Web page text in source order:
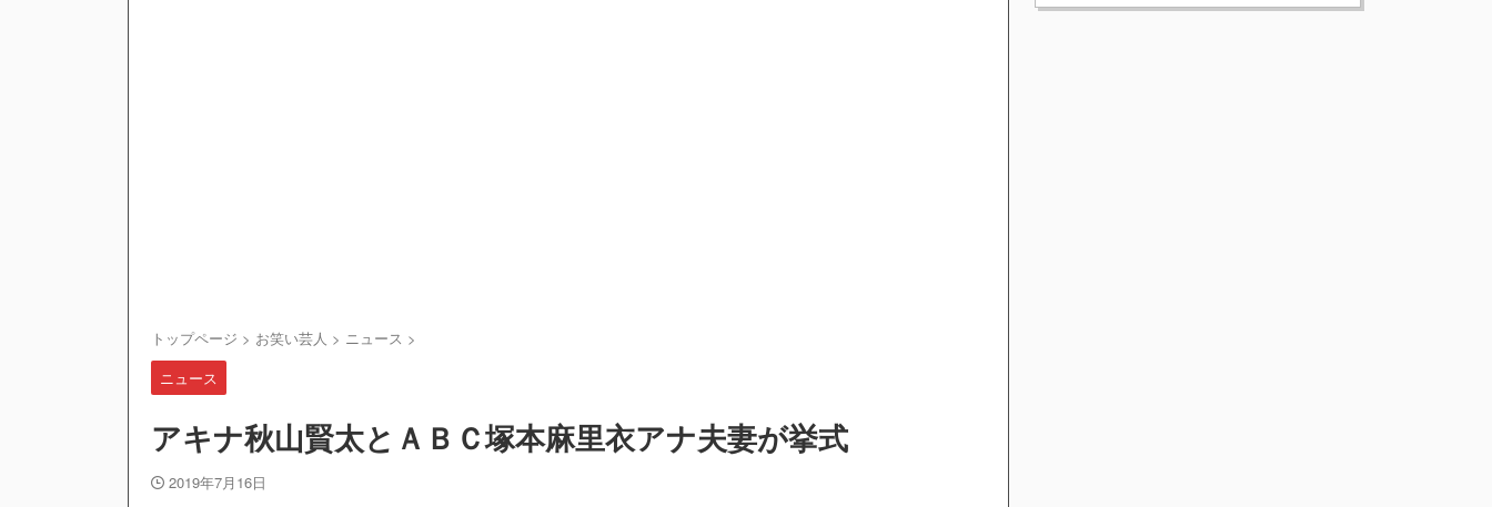
トップページ > お笑い芸人 > ニュース >
ニュース
アキナ秋山賢太とＡＢＣ塚本麻里衣アナ夫妻が挙式
2019年7月16日